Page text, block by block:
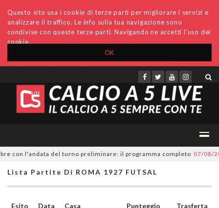
OK
Questo sito usa i cookie di terze parti per migliorare i servizi e
analizzare il traffico. Le info sulla tua navigazione sono
condivise con queste terze parti. Navigando ne accetti l'uso dei
cookie.
Accedi Archivio Invio comunicati Redazione
con l'andata del turno preliminare: il programma completo 07/08/
Lista Partite Di ROMA 1927 FUTSAL
Esito Data Casa Punteggio
Trasferta